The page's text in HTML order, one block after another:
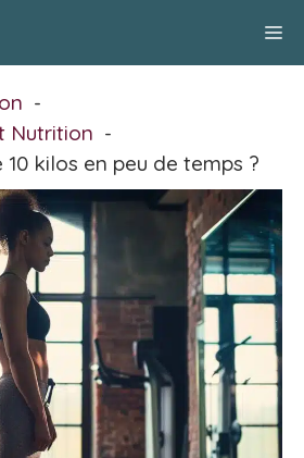
Nutrition
kilos en peu de temps ?